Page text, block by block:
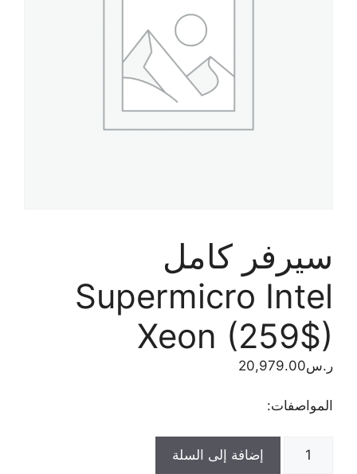
سيرفر كامل
Supermicro Intel
Xeon (259$)
ر.س20,979.00
المواصفات:
سيرفر
إضافة إلى السلة